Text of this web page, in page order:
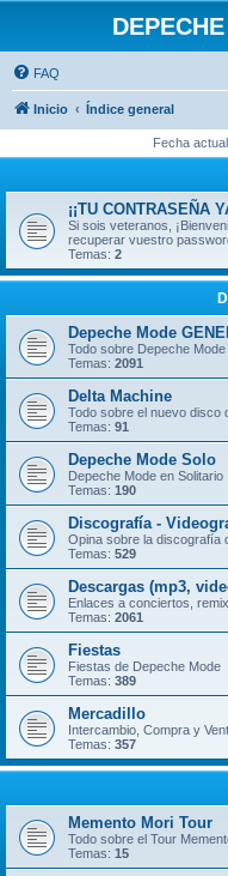
FAQ
Inicio Índice general
Fecha
¡¡TU CONTRASEÑA
Si sois veteranos,
recuperar vuestro
Temas: 2
Depeche Mode
Todo sobre Depeche Mode
Temas: 2091
Delta Machine
Todo sobre el nuevo disco
Temas: 91
Depeche Mode Solo
Depeche Mode en Solitario
Temas: 190
Discografía -
Opina sobre la discografía
Temas: 529
Descargas (mp3,
Enlaces a conciertos,
Temas: 2061
Fiestas
Fiestas de Depeche Mode
Temas: 389
Mercadillo
Intercambio, Compra y
Temas: 357
Memento Mori Tour
Todo sobre el Tour
Temas: 15